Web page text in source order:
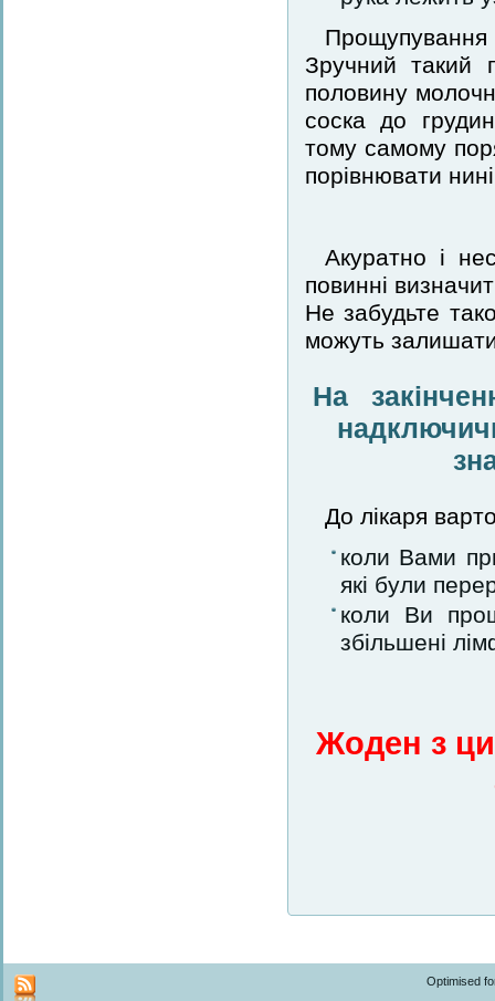
Прощупування
Зручний такий
половину
соска до
тому самому
порівнювати
Акуратно і
повинні
Не забудьте
можуть
На
До лікаря
коли Вами
які були
коли Ви
збільшені
Жоден з
Optimised